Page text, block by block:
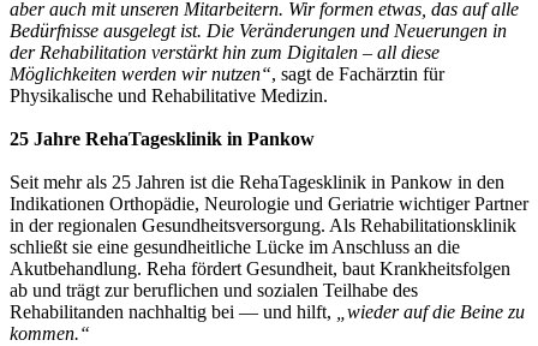
aber auch mit unseren Mitarbeitern. Wir formen etwas, das auf alle
Bedürfnisse ausgelegt ist. Die Veränderungen und Neuerungen in
der Rehabilitation verstärkt hin zum Digitalen – all diese
Möglichkeiten werden wir nutzen“, sagt de Fachärztin für
Physikalische und Rehabilitative Medizin.
25 Jahre RehaTagesklinik in Pankow
Seit mehr als 25 Jahren ist die RehaTagesklinik in Pankow in den
Indikationen Orthopädie, Neurologie und Geriatrie wichtiger Partner
in der regionalen Gesundheitsversorgung. Als Rehabilitationsklinik
schließt sie eine gesundheitliche Lücke im Anschluss an die
Akutbehandlung. Reha fördert Gesundheit, baut Krankheitsfolgen
ab und trägt zur beruflichen und sozialen Teilhabe des
Rehabilitanden nachhaltig bei — und hilft,
„wieder auf die Beine zu
kommen.“